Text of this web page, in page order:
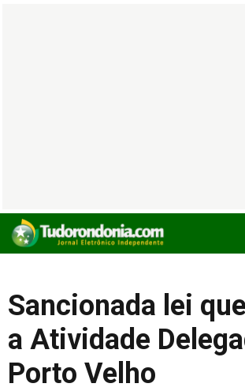
Sancionada lei
a Atividade
Porto Velho